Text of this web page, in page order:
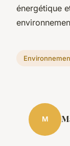
énergétique
M